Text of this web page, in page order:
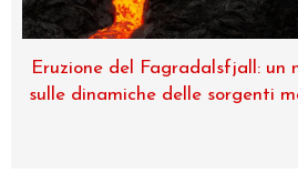
Museo di Zoologia, una
Catania